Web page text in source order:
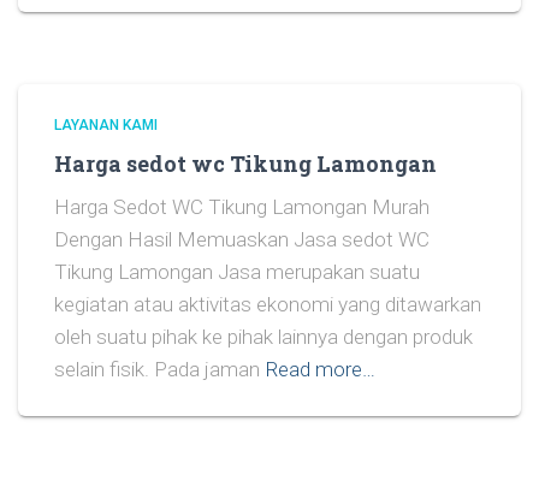
LAYANAN KAMI
Harga sedot wc Tikung Lamongan
Harga Sedot WC Tikung Lamongan Murah
Dengan Hasil Memuaskan Jasa sedot WC
Tikung Lamongan Jasa merupakan suatu
kegiatan atau aktivitas ekonomi yang ditawarkan
oleh suatu pihak ke pihak lainnya dengan produk
selain fisik. Pada jaman Read more…